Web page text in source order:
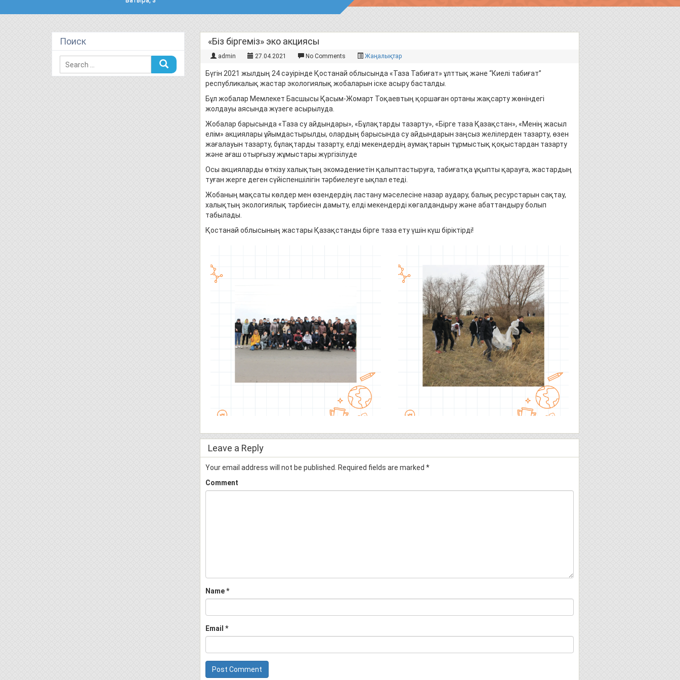
«Біз біргеміз» эко акциясы
admin 27.04.2021 No Comments Жаңалықтар
Бүгін 2021 жылдың 24 сәуірінде Қостанай облысында «Таза Табиғат» ұлттық және “Киелі табиғат”
республикалық жастар экологиялық жобаларын іске асыру басталды.
Бұл жобалар Мемлекет Басшысы Қасым-Жомарт Тоқаевтың қоршаған ортаны жақсарту жөніндегі
жолдауы аясында жүзеге асырылуда.
Жобалар барысында «Таза су айдындары», «Бұлақтарды тазарту», «Бірге таза Қазақстан», «Менің жасыл
елім» акциялары ұйымдастырылды, олардың барысында су айдындарын заңсыз желілерден тазарту, өзен
жағалауын тазарту, бұлақтарды тазарту, елді мекендердің аумақтарын тұрмыстық қоқыстардан тазарту
және ағаш отырғызу жұмыстары жүргізілуде
Осы акцияларды өткізу халықтың экомәдениетін қалыптастыруға, табиғатқа ұқыпты қарауға, жастардың
туған жерге деген сүйіспеншілігін тәрбиелеуге ықпал етеді.
Жобаның мақсаты көлдер мен өзендердің ластану мәселесіне назар аудару, балық ресурстарын сақтау,
халықтың экологиялық тәрбиесін дамыту, елді мекендерді көгалдандыру және абаттандыру болып
табылады.
Қостанай облысының жастары Қазақстанды бірге таза ету үшін күш біріктірді!
Leave a Reply
Your email address will not be published. Required fields are marked *
Comment
Name*
Email *
Поиск